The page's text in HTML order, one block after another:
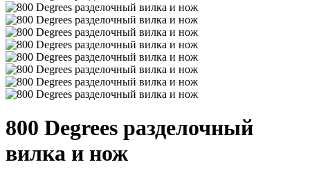
800 Degrees разделочный
вилка и нож